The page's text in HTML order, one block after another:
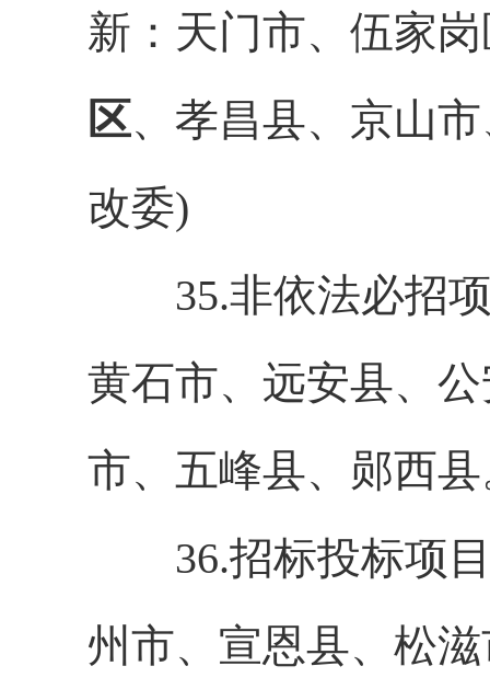
新：天门市、伍家
区、孝昌县、京山
改委)
35.非依法必招项
黄石市、远安县、
市、五峰县、郧西
36.招标投标项目
州市、宣恩县、松